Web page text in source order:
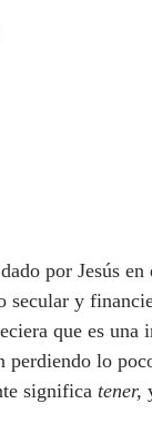
secular y
que es una
lo
significa tener,